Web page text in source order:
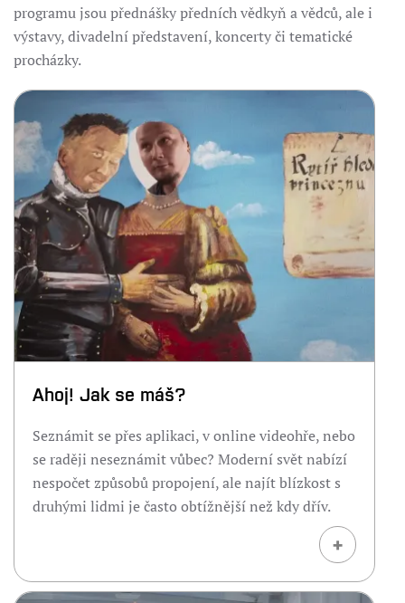
programu jsou přednášky předních vědkyň a vědců, ale i
výstavy, divadelní představení, koncerty či tematické
procházky.
Ahoj! Jak se máš?
Seznámit se přes aplikaci, v online videohře, nebo
se raději neseznámit vůbec? Moderní svět nabízí
nespočet způsobů propojení, ale najít blízkost s
druhými lidmi je často obtížnější než kdy dřív.
+